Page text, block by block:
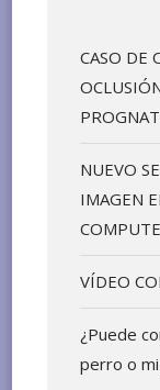
CASO DE
NUEVO
IMAGEN
VÍDEO
¿Puede
perro o